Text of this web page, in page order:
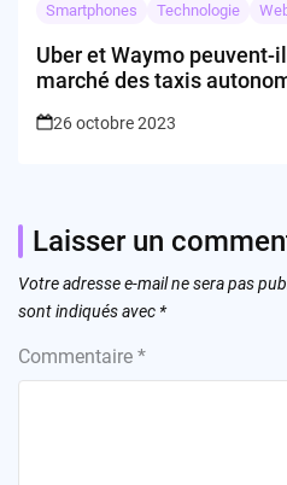
Smartphones Technologie
Uber et Waymo peuvent-
marché des taxis
26 octobre 2023
Laisser un
Votre adresse e-mail ne sera pas
sont indiqués avec *
Commentaire *